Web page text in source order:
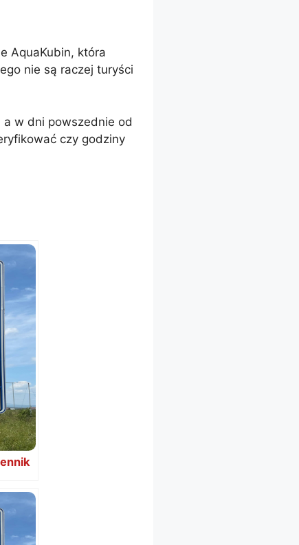
AquaKubin, która
nie są raczej turyści
w dni powszednie od
czy godziny